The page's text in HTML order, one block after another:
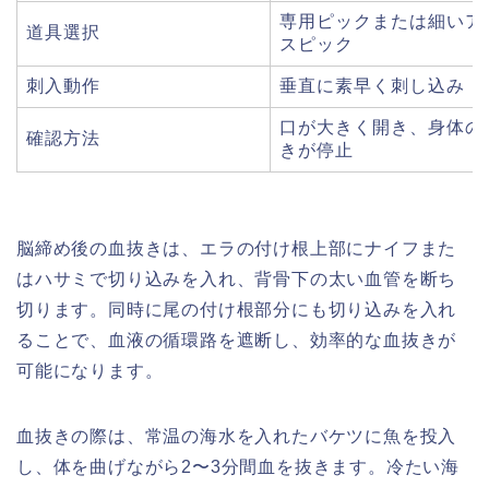
道具選択
専用ピックまたは細いア
スピック
刺入動作 垂直に素早く刺し込み
確認方法
口が大きく開き、身体の
きが停止
脳締め後の血抜きは、エラの付け根上部にナイフまた
はハサミで切り込みを入れ、背骨下の太い血管を断ち
切ります。同時に尾の付け根部分にも切り込みを入れ
ることで、血液の循環路を遮断し、効率的な血抜きが
可能になります。
血抜きの際は、常温の海水を入れたバケツに魚を投入
し、体を曲げながら2〜3分間血を抜きます。冷たい海